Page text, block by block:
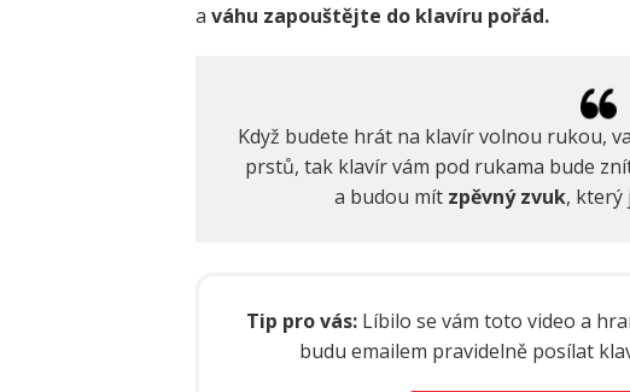
a váhu zapouštějte do klavíru pořád.
Když budete hrát na klavír volnou rukou,
prstů, tak klavír vám pod rukama bude
a budou mít zpěvný zvuk, který
Tip pro vás:Líbilo se vám toto video a
budu emailem pravidelně posílat